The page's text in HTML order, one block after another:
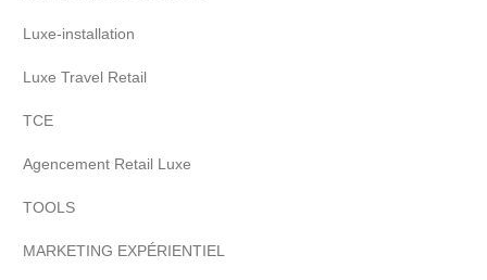
Luxe-installation
Luxe Travel Retail
TCE
Agencement Retail Luxe
TOOLS
MARKETING EXPÉRIENTIEL